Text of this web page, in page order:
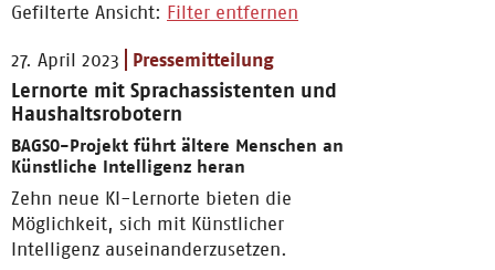
Gefilterte Ansicht: Filter entfernen
27. April 2023 Pressemitteilung
Lernorte mit Sprachassistenten und
Haushaltsrobotern
BAGSO-Projekt führt ältere Menschen an
Künstliche Intelligenz heran
Zehn neue KI-Lernorte bieten die
Möglichkeit, sich mit Künstlicher
Intelligenz auseinanderzusetzen.